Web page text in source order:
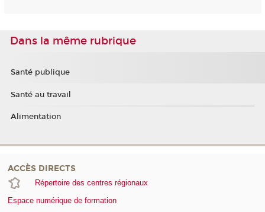
Dans la même rubrique
Santé publique
Santé au travail
Alimentation
ACCÈS DIRECTS
Répertoire des centres régionaux
Espace numérique de formation